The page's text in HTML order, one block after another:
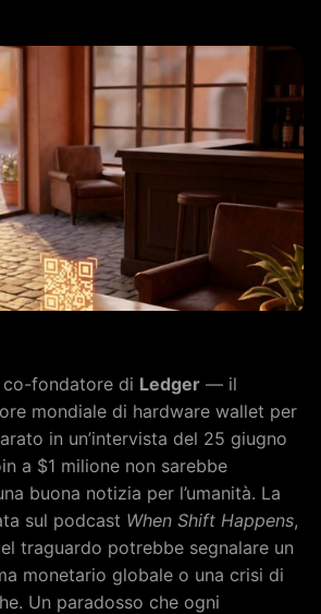
co-fondatore di Ledger — il
mondiale di hardware wallet per
in un’intervista del 25 giugno
a $1 milione non sarebbe
buona notizia per l’umanità. La
sul podcast When Shift Happens,
traguardo potrebbe segnalare un
monetario globale o una crisi di
Un paradosso che ogni